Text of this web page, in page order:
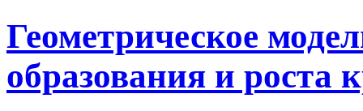
Геометрическое
образования и роста